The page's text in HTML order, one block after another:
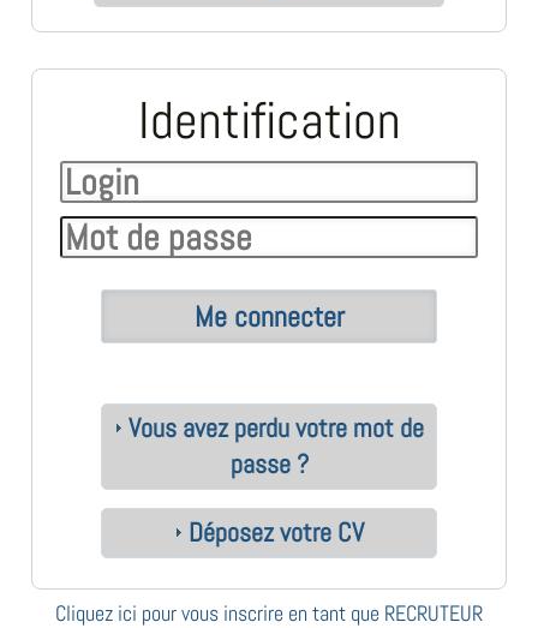
Identification
Vous avez perdu votre mot de
passe ?
Déposez votre CV
Cliquez ici pour vous inscrire en tant que RECRUTEUR